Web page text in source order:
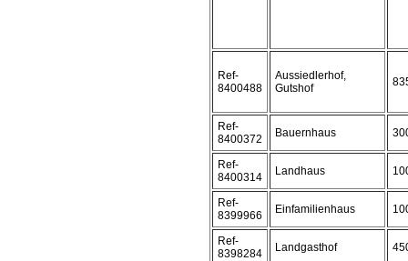
Ref-
8400488
Aussiedlerhof,
Gutshof
Ref-
8400372
Bauernhaus
Ref-
8400314
Landhaus
Ref-
8399966
Einfamilienhaus
Ref-
8398284
Landgasthof